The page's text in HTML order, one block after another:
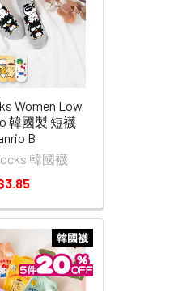
Women Low
韓國製 短襪
B
韓國襪
韓國襪